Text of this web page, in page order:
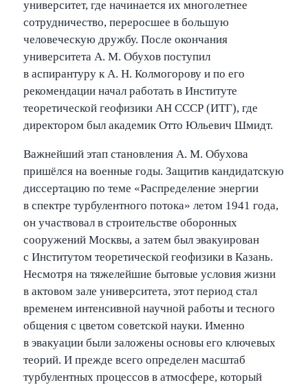
университет, где начинается их многолетнее
сотрудничество, переросшее в большую
человеческую дружбу. После окончания
университета А. М. Обухов поступил
в аспирантуру к А. Н. Колмогорову и по его
рекомендации начал работать в Институте
теоретической геофизики АН СССР (ИТГ), где
директором был академик Отто Юльевич Шмидт.
Важнейший этап становления А. М. Обухова
пришёлся на военные годы. Защитив кандидатскую
диссертацию по теме «Распределение энергии
в спектре турбулентного потока» летом 1941 года,
он участвовал в строительстве оборонных
сооружений Москвы, а затем был эвакуирован
с Институтом теоретической геофизики в Казань.
Несмотря на тяжелейшие бытовые условия жизни
в актовом зале университета, этот период стал
временем интенсивной научной работы и тесного
общения с цветом советской науки. Именно
в эвакуации были заложены основы его ключевых
теорий. И прежде всего определен масштаб
турбулентных процессов в атмосфере, который